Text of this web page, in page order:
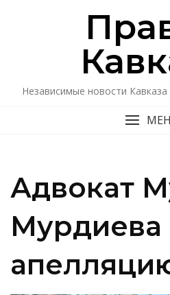
Независимые новости
Адвокат
Мурдиева